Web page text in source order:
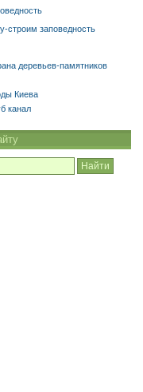
строим заповедность
деревьев-памятников
Киева
канал